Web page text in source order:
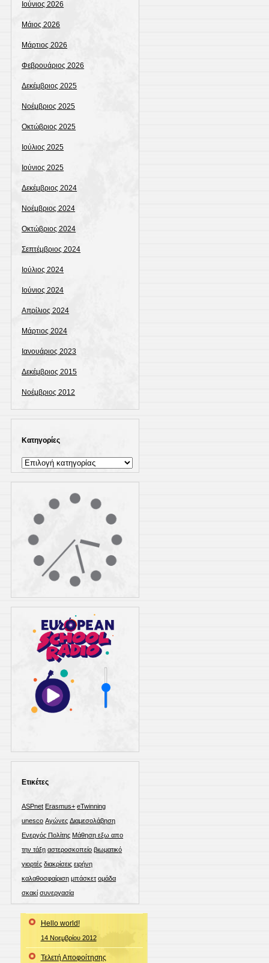
Ιούνιος 2026
Μάιος 2026
Μάρτιος 2026
Φεβρουάριος 2026
Δεκέμβριος 2025
Νοέμβριος 2025
Οκτώβριος 2025
Ιούλιος 2025
Ιούνιος 2025
Δεκέμβριος 2024
Νοέμβριος 2024
Οκτώβριος 2024
Σεπτέμβριος 2024
Ιούλιος 2024
Ιούνιος 2024
Απρίλιος 2024
Μάρτιος 2024
Ιανουάριος 2023
Δεκέμβριος 2015
Νοέμβριος 2012
Kατηγορίες
Kατηγορίες
Ετικέτες
ASPnet Erasmus+ eTwinning
unesco Αγώνες Διαμεσολάβηση
Ενεργός Πολίτης Μάθηση εξω απο
την τάξη αστεροσκοπείο βιωματικό
γιορτές διακρίσεις ειρήνη
καλαθοσφαίριση μπάσκετ ομάδα
σκακί συνεργασία
Hello world!
14 Νοεμβρίου 2012
Τελετή Αποφοίτησης